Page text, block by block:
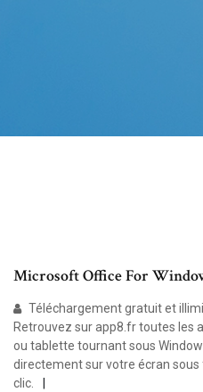
Microsoft Office For
Téléchargement gratuit et
Retrouvez sur app8.fr toutes les
ou tablette tournant sous
directement sur votre écran
clic.